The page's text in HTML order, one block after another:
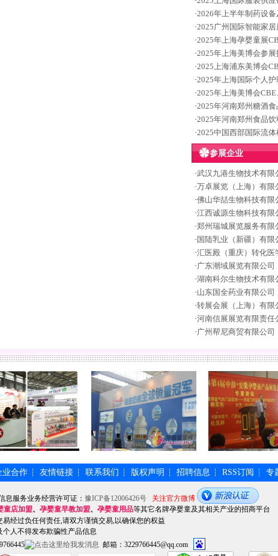
·2026年上半年制药设
·2025广州国际智能家居
·2025年上海孕婴童展
·2025年上海美博会参展
·2025上海浦东美博会
·2025年上海国际个人护
·2025年上海美博会
·2025年河南郑州糖酒食
·2025年河南郑州食品饮
·2025中国西部国际流
参展企业
·武汉九港生物技术有限
·万卓展览（上海）有限
·佛山华喆生物科技有限
·江西诚源生物科技有限
·郑州瑞城展览服务有限
· 国陆乳业（新疆）有限
·汇医殿（重庆）转化医
·广东潮域展览有限公司
·湖南科尔生物技术有限
·山东国全药业有限公司
·转展会展（上海）有限
·河南信展展览有限责任
·广州帮尼商贸有限公司
业合作 ┆ 友情链接 ┆ 联系我们 ┆ 版权声明 ┆ 招聘信息 ┆ RSS订阅 ┆ 专
息服务业务经营许可证： 豫ICP备12006426号
关注官方微博
童店加盟、 孕婴童早教加盟、 孕婴童用品等其它名牌孕婴童及其相关产业的招商平台
经过负任何责任,请双方谨慎交易,以确保您的权益
个人不得发布欺骗性产品信息
邮箱：3229766445@qq.com